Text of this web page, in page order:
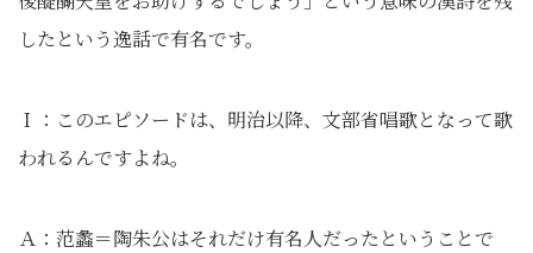
したという逸話で有名です。
Ｉ：このエピソードは、明治以降、文部省唱歌となって歌
われるんですよね。
Ａ：范蠡＝陶朱公はそれだけ有名人だったということで